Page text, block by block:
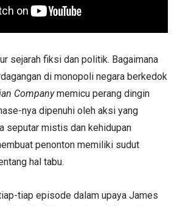
sejarah fiksi dan politik. Bagaimana
di monopoli negara berkedok
Companymemicu perang dingin
nya dipenuhi oleh aksi yang
seputar mistis dan kehidupan
penonton memiliki sudut
hal tabu.
tiap episode dalam upaya James